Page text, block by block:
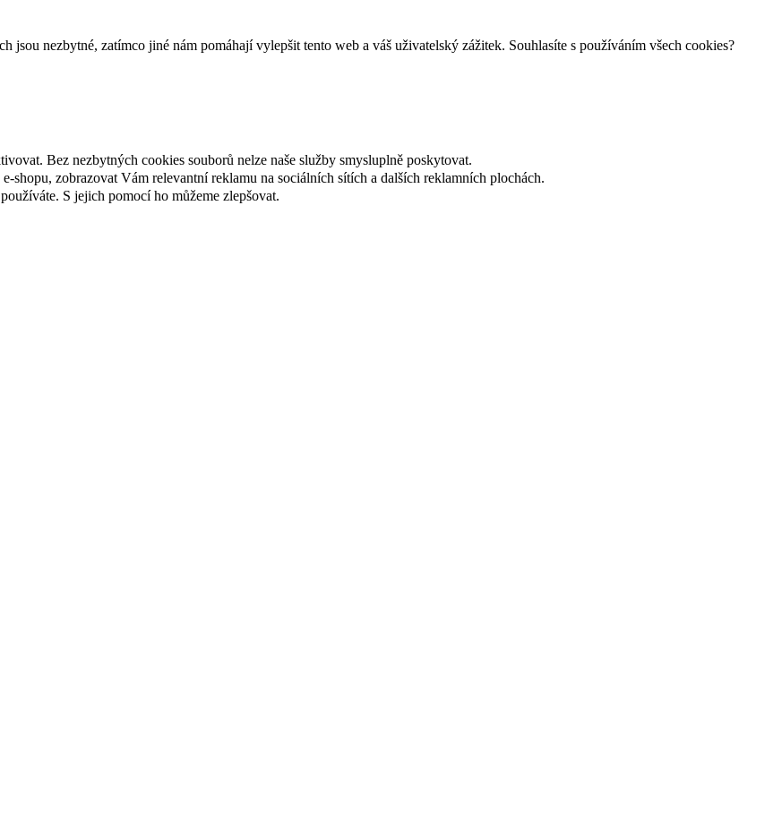
jsou nezbytné, zatímco jiné nám pomáhají vylepšit tento web a váš uživatelský zážitek. Souhlasíte s používáním všech cookies?
Bez nezbytných cookies souborů nelze naše služby smysluplně poskytovat.
shopu, zobrazovat Vám relevantní reklamu na sociálních sítích a dalších reklamních plochách.
S jejich pomocí ho můžeme zlepšovat.